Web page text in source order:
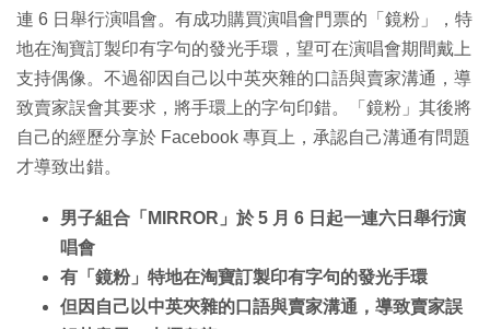
連 6 日舉行演唱會。有成功購買演唱會門票的「鏡粉」，特
地在淘寶訂製印有字句的發光手環，望可在演唱會期間戴上
支持偶像。不過卻因自己以中英夾雜的口語與賣家溝通，導
致賣家誤會其要求，將手環上的字句印錯。「鏡粉」其後將
自己的經歷分享於 Facebook 專頁上，承認自己溝通有問題
才導致出錯。
男子組合「MIRROR」於 5 月 6 日起一連六日舉行演
唱會
有「鏡粉」特地在淘寶訂製印有字句的發光手環
但因自己以中英夾雜的口語與賣家溝通，導致賣家誤